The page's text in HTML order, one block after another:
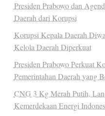
Presiden Prabowo dan
Daerah dari Korupsi
Korupsi Kepala Daerah
Kelola Daerah Diperkuat
Presiden Prabowo Perkuat
Pemerintahan Daerah yang
CNG 3 Kg Merah Putih,
Kemerdekaan Energi